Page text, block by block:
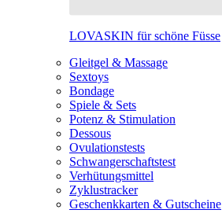
LOVASKIN für schöne Füsse
Gleitgel & Massage
Sextoys
Bondage
Spiele & Sets
Potenz & Stimulation
Dessous
Ovulationstests
Schwangerschaftstest
Verhütungsmittel
Zyklustracker
Geschenkkarten & Gutscheine